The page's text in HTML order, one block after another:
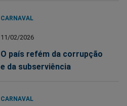
CARNAVAL
11/02/2026
O país refém da corrupção
e da subserviência
CARNAVAL